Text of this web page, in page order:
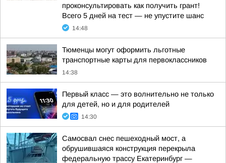
проконсультировать как получить грант!
Всего 5 дней на тест — не упустите шанс
14:48
Тюменцы могут оформить льготные
транспортные карты для первоклассников
14:38
Первый класс — это волнительно не только
для детей, но и для родителей
14:30
Самосвал снес пешеходный мост, а
обрушившаяся конструкция перекрыла
федеральную трассу Екатеринбург —